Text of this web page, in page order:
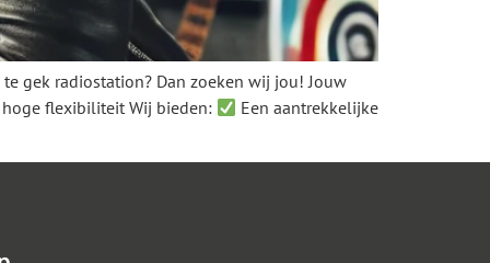
gek radiostation? Dan zoeken wij jou! Jouw
flexibiliteit Wij bieden:
Een aantrekkelijke